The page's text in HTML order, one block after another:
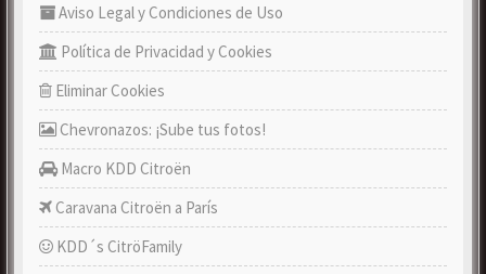
Aviso Legal y Condiciones de Uso
Política de Privacidad y Cookies
Eliminar Cookies
Chevronazos: ¡Sube tus fotos!
Macro KDD Citroën
Caravana Citroën a París
KDD´s CitröFamily